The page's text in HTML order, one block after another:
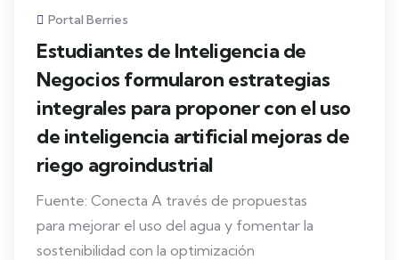
Portal Berries
Estudiantes de Inteligencia de
Negocios formularon estrategias
integrales para proponer con el uso
de inteligencia artificial mejoras de
riego agroindustrial
Fuente: Conecta A través de propuestas
para mejorar el uso del agua y fomentar la
sostenibilidad con la optimización